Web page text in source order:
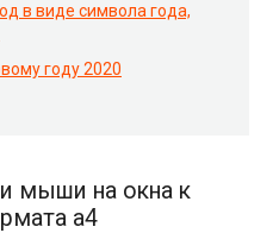
в виде символа года,
году 2020
мыши на окна к
а4